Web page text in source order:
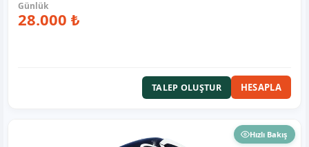
28.000 ₺
TALEP OLUŞTUR HESAPLA
Hızlı Bakış